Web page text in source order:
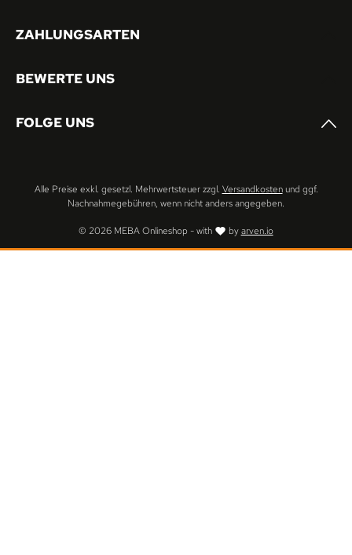
ZAHLUNGSARTEN
BEWERTE UNS
FOLGE UNS
© 2026 MEBA Onlineshop - with byarven.io
Alle Preise exkl. gesetzl. Mehrwertsteuer zzgl. Versandkostenund ggf.
Nachnahmegebühren, wenn nicht anders angegeben.